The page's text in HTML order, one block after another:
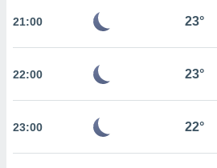
web a
21:00 23°
22:00 23°
23:00 22°